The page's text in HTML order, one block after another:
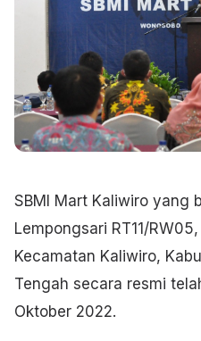
SBMI Mart Kaliwiro yang
Lempongsari RT11/
Kecamatan Kaliwiro,
Tengah secara resmi
Oktober 2022.